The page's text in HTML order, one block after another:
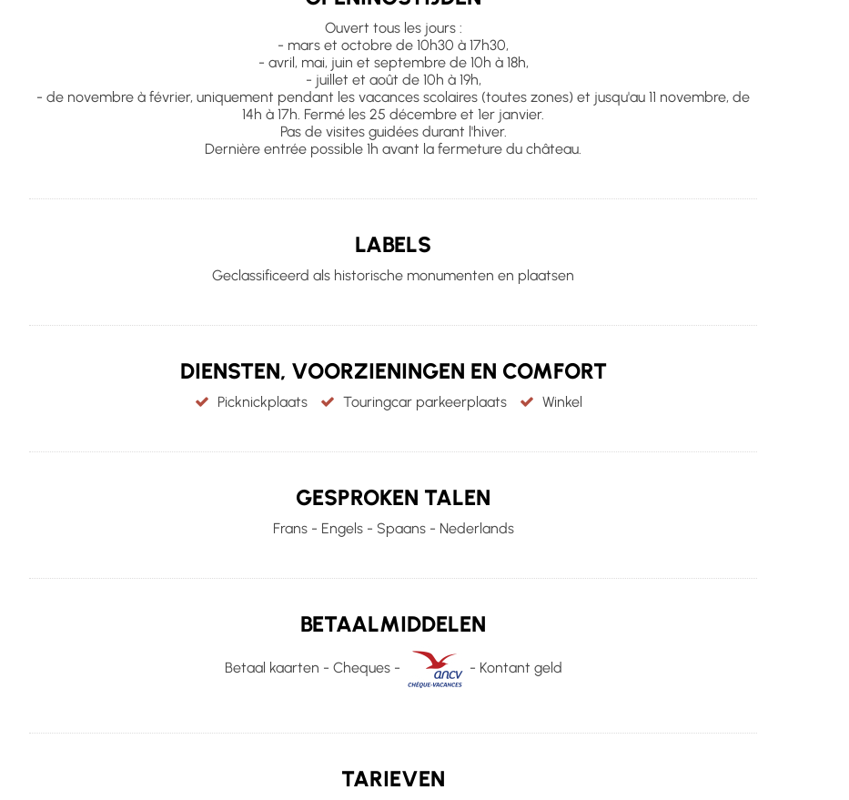
Ouvert tous les jours :
- mars et octobre de 10h30 à 17h30,
- avril, mai, juin et septembre de 10h à 18h,
- juillet et août de 10h à 19h,
- de novembre à février, uniquement pendant les vacances scolaires (toutes zones) et jusqu'au 11 novembre, de
14h à 17h. Fermé les 25 décembre et 1er janvier.
Pas de visites guidées durant l'hiver.
Dernière entrée possible 1h avant la fermeture du château.
LABELS
Geclassificeerd als historische monumenten en plaatsen
DIENSTEN, VOORZIENINGEN EN COMFORT
Picknickplaats Touringcar parkeerplaats Winkel
GESPROKEN TALEN
Frans - Engels - Spaans - Nederlands
BETAALMIDDELEN
Betaal kaarten - Cheques - - Kontant geld
TARIEVEN